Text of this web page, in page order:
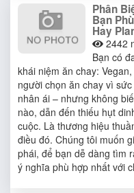
Phân
Bạn
Hay
2442
Bạn có
khái niệm ăn chay:
người chọn ăn chay vì
nhân ái – nhưng không
nào, dẫn đến thiếu hụt
cuộc. Là thương hiệu
điều đó. Chúng tôi muốn
phái, để bạn dễ dàng tìm
ý nghĩa phù hợp nhất với